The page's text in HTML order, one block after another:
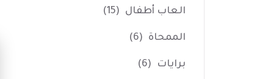
العاب أطفال (15)
الممحاة (6)
برايات (6)